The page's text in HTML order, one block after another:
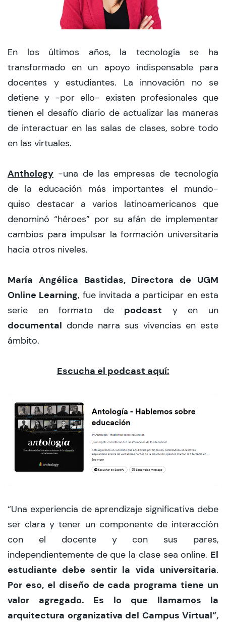
modo claro
En los últimos años, la tecnología se ha
transformado en un apoyo indispensable para
docentes y estudiantes. La innovación no se
detiene y -por ello- existen profesionales que
tienen el desafío diario de actualizar las maneras
de interactuar en las salas de clases, sobre todo
en las virtuales.
Anthology -una de las empresas de tecnología
de la educación más importantes el mundo-
quiso destacar a varios latinoamericanos que
denominó “héroes” por su afán de implementar
cambios para impulsar la formación universitaria
hacia otros niveles.
María Angélica Bastidas, Directora de UGM
Online Learning, fue invitada a participar en esta
serie en formato de podcast y en un
documental donde narra sus vivencias en este
ámbito.
Escucha el podcast aquí:
“Una experiencia de aprendizaje significativa debe
ser clara y tener un componente de interacción
con el docente y con sus pares,
independientemente de que la clase sea online. El
estudiante debe sentir la vida universitaria.
Por eso, el diseño de cada programa tiene un
valor agregado. Es lo que llamamos la
arquitectura organizativa del Campus Virtual”,